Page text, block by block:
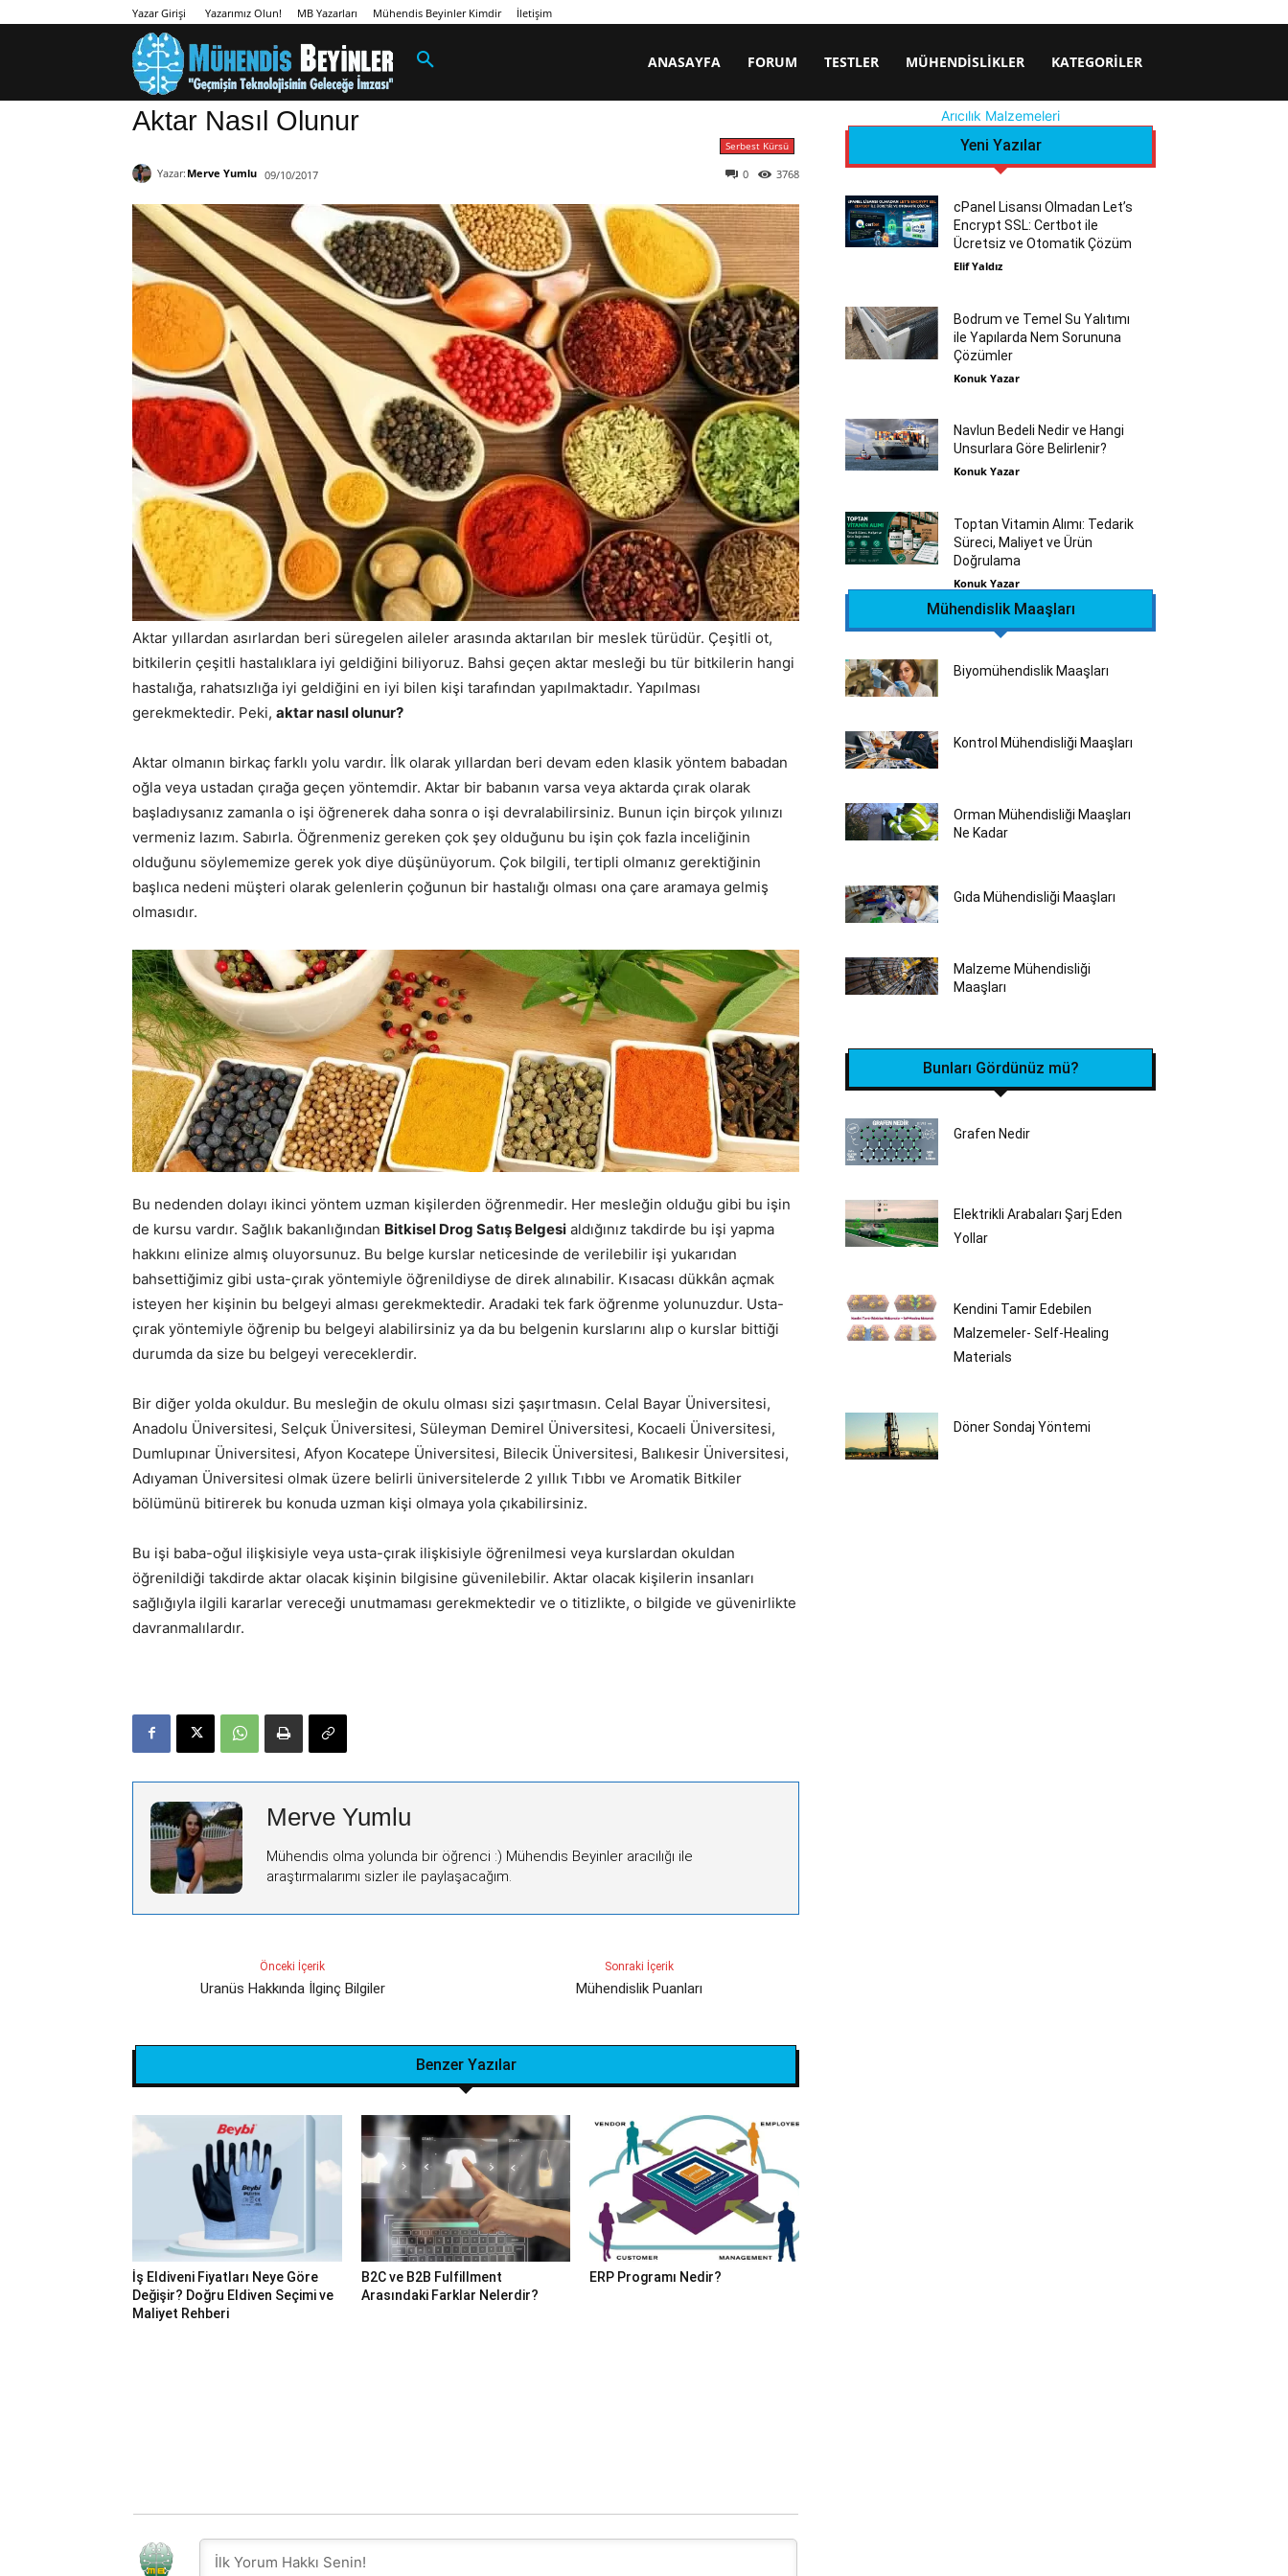
Yazar Girişi Yazarımız Olun! MB Yazarları Mühendis Beyinler Kimdir İletişim
ANASAYFA FORUM TESTLER MÜHENDISLIKLER KATEGORILER
Aktar Nasıl Olunur
Serbest Kürsü
Yazar: Merve Yumlu 09/10/2017 3768
0
Aktar yıllardan asırlardan beri süregelen aileler arasında aktarılan bir meslek türüdür. Çeşitli ot,
bitkilerin çeşitli hastalıklara iyi geldiğini biliyoruz. Bahsi geçen aktar mesleği bu tür bitkilerin hangi
hastalığa, rahatsızlığa iyi geldiğini en iyi bilen kişi tarafından yapılmaktadır. Yapılması
gerekmektedir. Peki, aktar nasıl olunur?
Aktar olmanın birkaç farklı yolu vardır. İlk olarak yıllardan beri devam eden klasik yöntem babadan
oğla veya ustadan çırağa geçen yöntemdir. Aktar bir babanın varsa veya aktarda çırak olarak
başladıysanız zamanla o işi öğrenerek daha sonra o işi devralabilirsiniz. Bunun için birçok yılınızı
vermeniz lazım. Sabırla. Öğrenmeniz gereken çok şey olduğunu bu işin çok fazla inceliğinin
olduğunu söylememize gerek yok diye düşünüyorum. Çok bilgili, tertipli olmanız gerektiğinin
başlıca nedeni müşteri olarak gelenlerin çoğunun bir hastalığı olması ona çare aramaya gelmiş
olmasıdır.
Bu nedenden dolayı ikinci yöntem uzman kişilerden öğrenmedir. Her mesleğin olduğu gibi bu işin
de kursu vardır. Sağlık bakanlığından Bitkisel Drog Satış Belgesi aldığınız takdirde bu işi yapma
hakkını elinize almış oluyorsunuz. Bu belge kurslar neticesinde de verilebilir işi yukarıdan
bahsettiğimiz gibi usta-çırak yöntemiyle öğrenildiyse de direk alınabilir. Kısacası dükkân açmak
isteyen her kişinin bu belgeyi alması gerekmektedir. Aradaki tek fark öğrenme yolunuzdur. Usta-
çırak yöntemiyle öğrenip bu belgeyi alabilirsiniz ya da bu belgenin kurslarını alıp o kurslar bittiği
durumda da size bu belgeyi vereceklerdir.
Bir diğer yolda okuldur. Bu mesleğin de okulu olması sizi şaşırtmasın. Celal Bayar Üniversitesi,
Anadolu Üniversitesi, Selçuk Üniversitesi, Süleyman Demirel Üniversitesi, Kocaeli Üniversitesi,
Dumlupınar Üniversitesi, Afyon Kocatepe Üniversitesi, Bilecik Üniversitesi, Balıkesir Üniversitesi,
Adıyaman Üniversitesi olmak üzere belirli üniversitelerde 2 yıllık Tıbbı ve Aromatik Bitkiler
bölümünü bitirerek bu konuda uzman kişi olmaya yola çıkabilirsiniz.
Bu işi baba-oğul ilişkisiyle veya usta-çırak ilişkisiyle öğrenilmesi veya kurslardan okuldan
öğrenildiği takdirde aktar olacak kişinin bilgisine güvenilebilir. Aktar olacak kişilerin insanları
sağlığıyla ilgili kararlar vereceği unutmaması gerekmektedir ve o titizlikte, o bilgide ve güvenirlikte
davranmalılardır.
Merve Yumlu
Mühendis olma yolunda bir öğrenci :) Mühendis Beyinler aracılığı ile
araştırmalarımı sizler ile paylaşacağım.
Önceki İçerik
Uranüs Hakkında İlginç Bilgiler
Sonraki İçerik
Mühendislik Puanları
Benzer Yazılar
İş Eldiveni Fiyatları Neye Göre
Değişir? Doğru Eldiven Seçimi ve
Maliyet Rehberi
B2C ve B2B Fulfillment
Arasındaki Farklar Nelerdir?
ERP Programı Nedir?
Arıcılık Malzemeleri
Yeni Yazılar
cPanel Lisansı Olmadan Let’s
Encrypt SSL: Certbot ile
Ücretsiz ve Otomatik Çözüm
Elif Yaldız
Bodrum ve Temel Su Yalıtımı
ile Yapılarda Nem Sorununa
Çözümler
Konuk Yazar
Navlun Bedeli Nedir ve Hangi
Unsurlara Göre Belirlenir?
Konuk Yazar
Toptan Vitamin Alımı: Tedarik
Süreci, Maliyet ve Ürün
Doğrulama
Konuk Yazar
Mühendislik Maaşları
Biyomühendislik Maaşları
Kontrol Mühendisliği Maaşları
Orman Mühendisliği Maaşları
Ne Kadar
Gıda Mühendisliği Maaşları
Malzeme Mühendisliği
Maaşları
Bunları Gördünüz mü?
Grafen Nedir
Elektrikli Arabaları Şarj Eden
Yollar
Kendini Tamir Edebilen
Malzemeler- Self-Healing
Materials
Döner Sondaj Yöntemi